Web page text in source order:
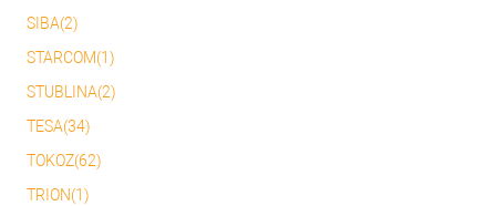
SIBA(2)
STARCOM(1)
STUBLINA(2)
TESA(34)
TOKOZ(62)
TRION(1)